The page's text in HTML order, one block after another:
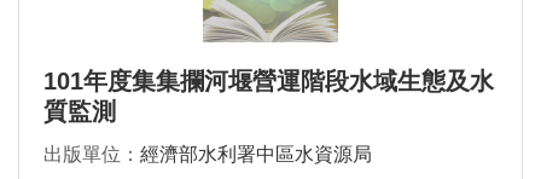
101年度集集攔河堰營運階段水域生態及水
質監測
出版單位： 經濟部水利署中區水資源局